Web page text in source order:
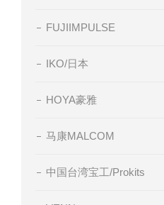
FUJIIMPULSE
IKO/日本
HOYA豪雅
马康MALCOM
中国台湾宝工/Prokits